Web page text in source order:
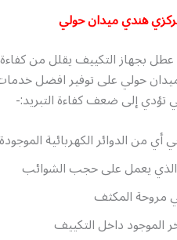
هندي ميدان حولي
بجهاز التكييف يقلل من كفاءة
حولي على توفير افضل خدمات
تؤدي إلى ضعف كفاءة التبريد:-
من الدوائر الكهربائية
الذي يعمل على حجب الشوائب
المكثف
الموجود داخل التكييف